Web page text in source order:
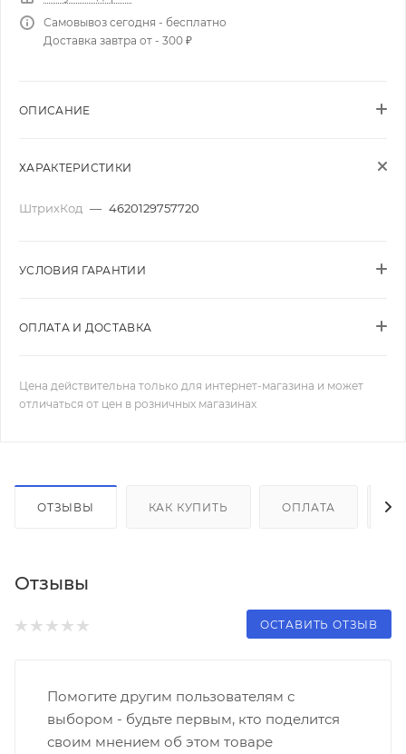
Самовывоз сегодня - бесплатно
Доставка завтра от - 300 ₽
ОПИСАНИЕ
ХАРАКТЕРИСТИКИ
ШтрихКод — 4620129757720
УСЛОВИЯ ГАРАНТИИ
ОПЛАТА И ДОСТАВКА
Цена действительна только для интернет-магазина и может
отличаться от цен в розничных магазинах
ОТЗЫВЫ КАК КУПИТЬ ОПЛАТА
Отзывы
ОСТАВИТЬ ОТЗЫВ
Помогите другим пользователям с
выбором - будьте первым, кто поделится
своим мнением об этом товаре